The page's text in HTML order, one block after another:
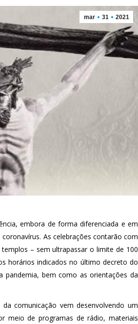
mar 31 2021
embora de forma diferenciada e em
As celebrações contarão com
– sem ultrapassar o limite de 100
horários indicados no último decreto do
pandemia, bem como as orientações da
comunicação vem desenvolvendo um
meio de programas de rádio, materiais